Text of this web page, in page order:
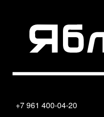
+7 961 400-04-20